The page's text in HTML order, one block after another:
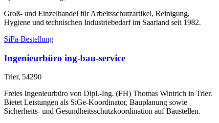
Groß- und Einzelhandel für Arbeitsschutzartikel, Reinigung,
Hygiene und technischen Industriebedarf im Saarland seit 1982.
SiFa-Bestellung
Ingenieurbüro ing-bau-service
Trier, 54290
Freies Ingenieurbüro von Dipl.-Ing. (FH) Thomas Wintrich in Trier.
Bietet Leistungen als SiGe-Koordinator, Bauplanung sowie
Sicherheits- und Gesundheitsschutzkoordination auf Baustellen.